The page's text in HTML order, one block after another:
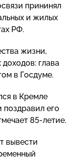
прининял
и жилых
РФ.
жизни,
глава
в Госдуме.
в Кремле
его
85-летие.
вывести